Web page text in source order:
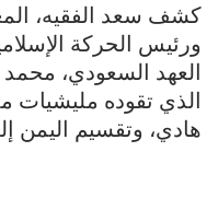
كشف سعد الفقيه،
ورئيس الحركة
العهد السعودي،
الذي تقوده مليشيات
هادي، وتقسيم اليمن